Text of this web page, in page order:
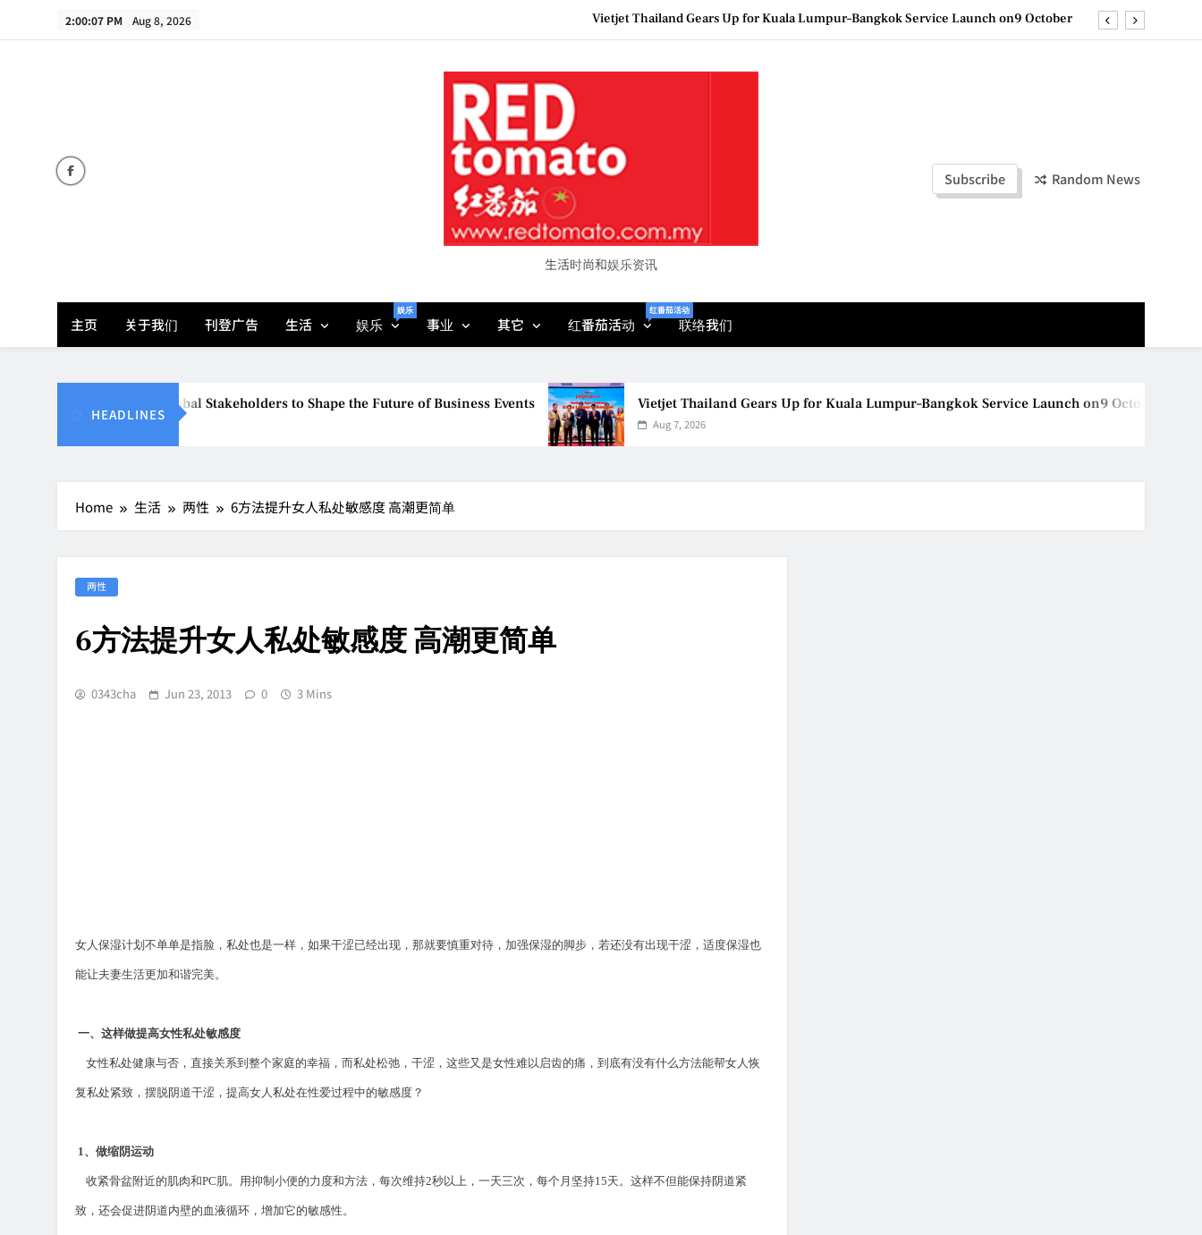
2:00:08 PM Aug 8, 2026 Vietjet Thailand Gears Up for Kuala Lumpur–Bangkok Service Launch on9 October
Vietjet Thailand Gears Up for Kuala Lumpur–Bangkok Service Launch on9 October
Couture Fashion Week Malaysia 2026– Press Conference
生活时尚和娱乐资讯
Subscribe Random News
主页 关于我们 刊登广告 生活 娱乐
娱乐
事业 其它 红番茄活动
红番茄活动
联络我们
HEADLINES
2026 Unites Global Stakeholders to Shape the Future of Business Events Vietjet Thailand Gears Up for Kuala Lumpur–Bangkok Service Launch on9 October
Aug 7, 2026
Home 生活 两性 6方法提升女人私处敏感度 高潮更简单
两性
6方法提升女人私处敏感度 高潮更简单
0343cha Jun 23, 2013 0 3 Mins
女人保湿计划不单单是指脸，私处也是一样，如果干涩已经出现，那就要慎重对待，加强保湿的脚步，若还没有出现干涩，适度保湿也
能让夫妻生活更加和谐完美。
一、这样做提高女性私处敏感度
女性私处健康与否，直接关系到整个家庭的幸福，而私处松弛，干涩，这些又是女性难以启齿的痛，到底有没有什么方法能帮女人恢
复私处紧致，摆脱阴道干涩，提高女人私处在性爱过程中的敏感度？
1、做缩阴运动
收紧骨盆附近的肌肉和PC肌。用抑制小便的力度和方法，每次维持2秒以上，一天三次，每个月坚持15天。这样不但能保持阴道紧
致，还会促进阴道内壁的血液循环，增加它的敏感性。